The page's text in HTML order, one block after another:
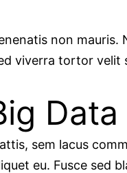
non
viverra tortor
Data
sem lacus
eu. Fusce sed